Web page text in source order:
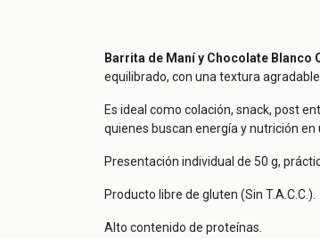
Barrita de Maní y Chocolate Blanco
equilibrado, con una textura
Es ideal como colación, snack, post
quienes buscan energía y nutrición
Presentación individual de 50 g,
Producto libre de gluten (Sin T.A.C.C.).
Alto contenido de proteínas.